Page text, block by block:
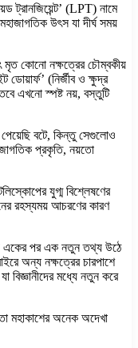
ট্রানজিয়েন্ট’ (LPT) নামে
উৎস যা দীর্ঘ সময়
মৃত কোনো নক্ষত্রের চৌম্বকীয়
(নির্জীব ও ক্ষুদ্র
এখনো স্পষ্ট নয়, বস্তুটি
বটে, কিন্তু সেগুলোও
প্রকৃতি, নয়তো
যুগ্ম বিশ্লেষণের
রহস্যময় আচরণের কারণ
একের পর এক নতুন তথ্য উঠে
অন্য নক্ষত্রের চারপাশে
বিজ্ঞানীদের মধ্যে নতুন করে
অনেক অদেখা